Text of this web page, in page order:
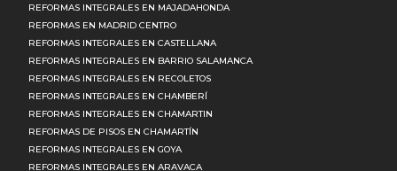
REFORMAS INTEGRALES EN MAJADAHONDA
REFORMAS EN MADRID CENTRO
REFORMAS INTEGRALES EN CASTELLANA
REFORMAS INTEGRALES EN BARRIO SALAMANCA
REFORMAS INTEGRALES EN RECOLETOS
REFORMAS INTEGRALES EN CHAMBERÍ
REFORMAS INTEGRALES EN CHAMARTIN
REFORMAS DE PISOS EN CHAMARTÍN
REFORMAS INTEGRALES EN GOYA
REFORMAS INTEGRALES EN ARAVACA